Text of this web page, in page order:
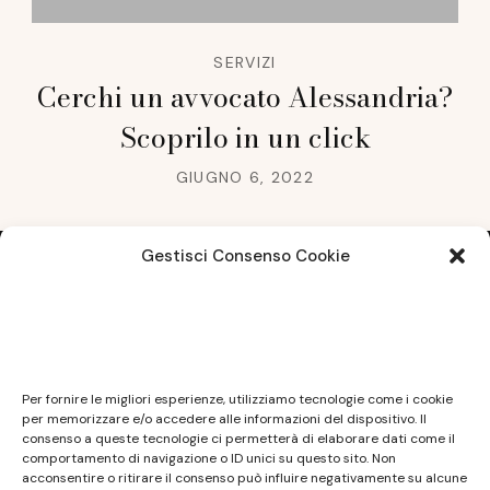
Gestisci Consenso Cookie
Per fornire le migliori esperienze, utilizziamo tecnologie come i cookie
per memorizzare e/o accedere alle informazioni del dispositivo. Il
consenso a queste tecnologie ci permetterà di elaborare dati come il
comportamento di navigazione o ID unici su questo sito. Non
acconsentire o ritirare il consenso può influire negativamente su alcune
SERVIZI
Cerchi un avvocato Alessandria?
Scoprilo in un click
GIUGNO 6, 2022
non ha carattere periodico essendo aggiornato
secondo la disponibilità e la reperibilità dei materiali.
Pertanto non può essere considerato in alcun modo